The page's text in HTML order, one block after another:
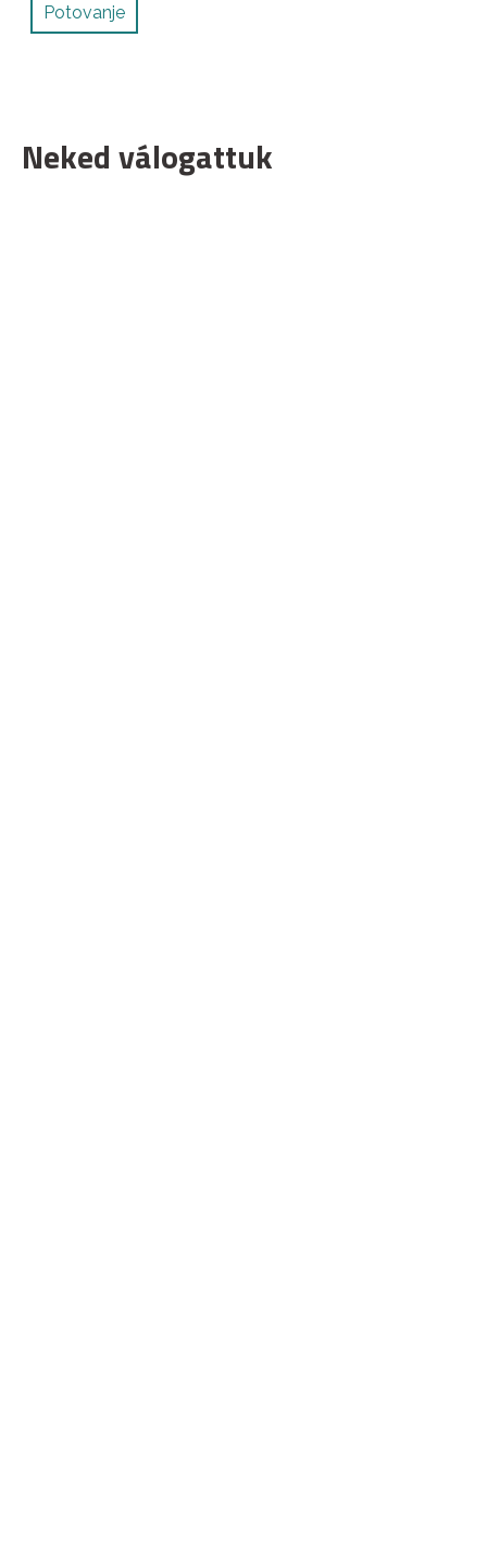
Potovanje
Neked válogattuk